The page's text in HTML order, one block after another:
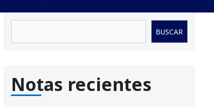
BUSCAR
Notas recientes